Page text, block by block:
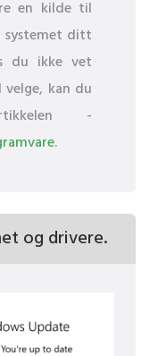
en kilde til
systemet ditt
du ikke vet
kan du
-
.
og drivere.